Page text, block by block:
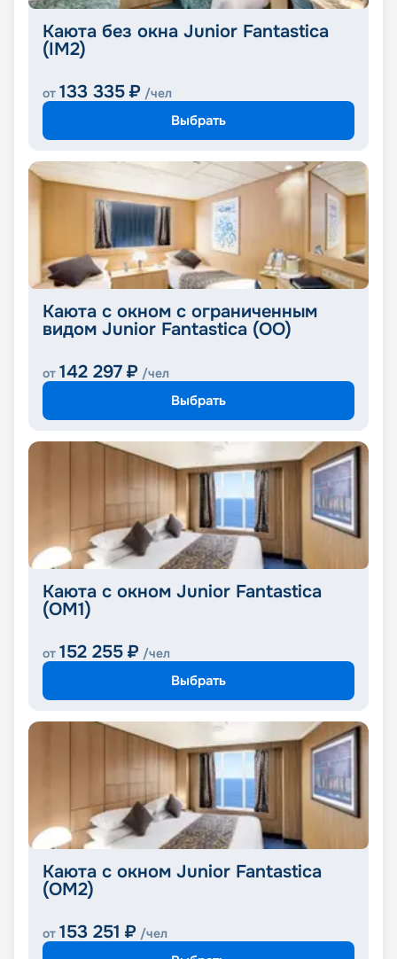
Каюта без окна Junior Fantastica
(IM2)
от 133 335 ₽ /чел
Выбрать
Каюта с окном с ограниченным
видом Junior Fantastica (OO)
от 142 297 ₽ /чел
Выбрать
Каюта с окном Junior Fantastica
(OM1)
от 152 255 ₽ /чел
Выбрать
Каюта с окном Junior Fantastica
(OM2)
от 153 251 ₽ /чел